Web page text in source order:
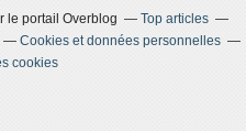
le portail Overblog
Top articles
Cookies et données personnelles
cookies